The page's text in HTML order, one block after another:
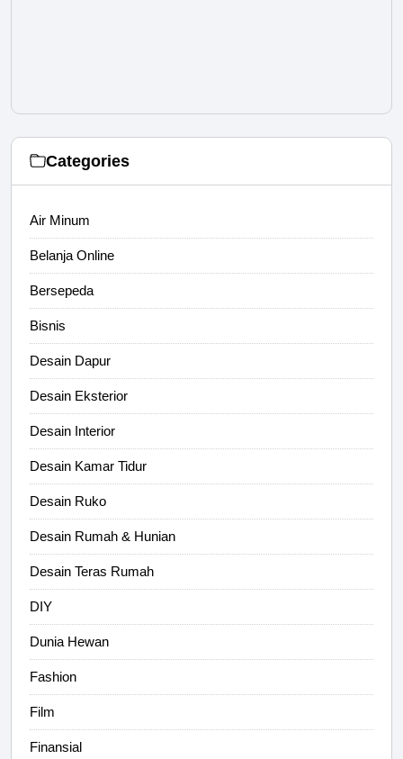
Categories
Air Minum
Belanja Online
Bersepeda
Bisnis
Desain Dapur
Desain Eksterior
Desain Interior
Desain Kamar Tidur
Desain Ruko
Desain Rumah & Hunian
Desain Teras Rumah
DIY
Dunia Hewan
Fashion
Film
Finansial